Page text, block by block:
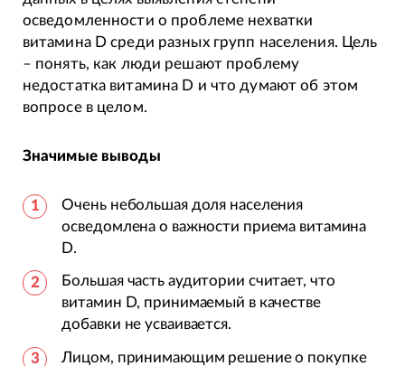
осведомленности о проблеме нехватки
витамина D среди разных групп населения. Цель
– понять, как люди решают проблему
недостатка витамина D и что думают об этом
вопросе в целом.
Значимые выводы
Очень небольшая доля населения
осведомлена о важности приема витамина
D.
Большая часть аудитории считает, что
витамин D, принимаемый в качестве
добавки не усваивается.
Лицом, принимающим решение о покупке